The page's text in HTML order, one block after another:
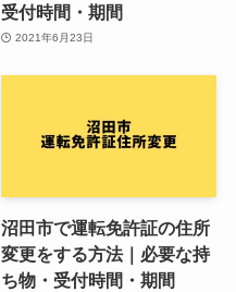
受付時間・期間
2021年6月23日
沼田市で運転免許証の住所
変更をする方法｜必要な持
ち物・受付時間・期間